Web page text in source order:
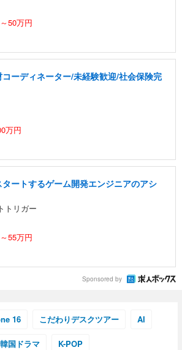
50万円
ーディネーター/未経験歓迎/社会保険完
万円
ートするゲーム開発エンジニアのアシ
トリガー
55万円
Sponsored by
16 こだわりデスクツアー AI
韓国ドラマ K-POP